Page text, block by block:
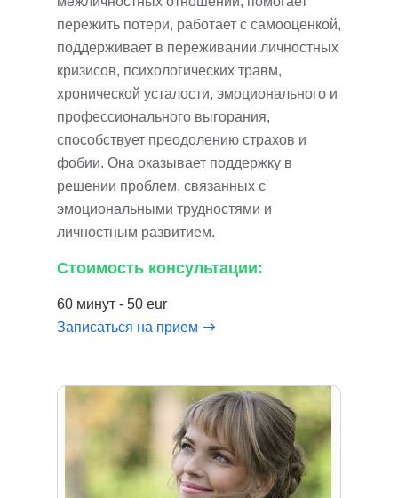
пережить потери, работает с самооценкой,
поддерживает в переживании личностных
кризисов, психологических травм,
хронической усталости, эмоционального и
профессионального выгорания,
способствует преодолению страхов и
фобии. Она оказывает поддержку в
решении проблем, связанных с
эмоциональными трудностями и
личностным развитием.
Стоимость консультации:
60 минут - 50 eur
Записаться на прием